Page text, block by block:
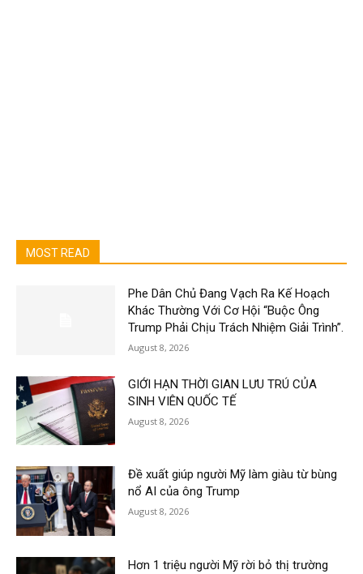
MOST READ
Phe Dân Chủ Đang Vạch Ra Kế Hoạch
Khác Thường Với Cơ Hội “Buộc Ông
Trump Phải Chịu Trách Nhiệm Giải Trình”.
August 8, 2026
GIỚI HẠN THỜI GIAN LƯU TRÚ CỦA
SINH VIÊN QUỐC TẾ
August 8, 2026
Đề xuất giúp người Mỹ làm giàu từ bùng
nổ AI của ông Trump
August 8, 2026
Hơn 1 triệu người Mỹ rời bỏ thị trường